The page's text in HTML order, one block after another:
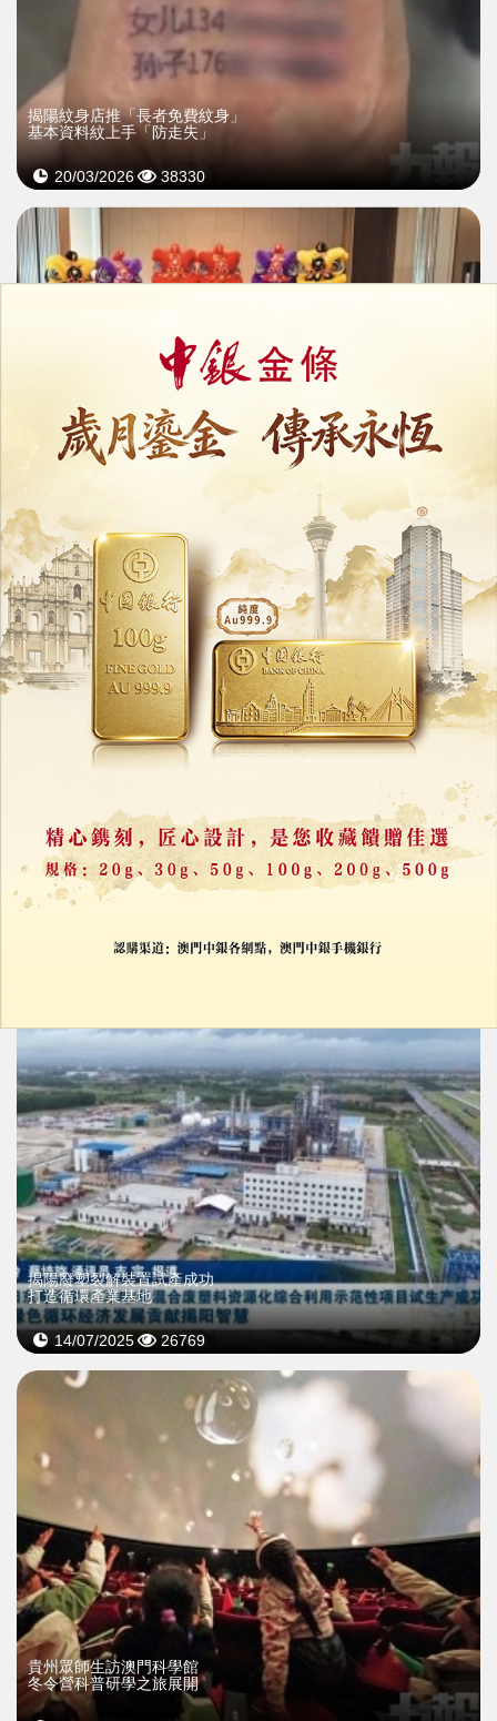
揭陽紋身店推「長者免費紋身」
基本資料紋上手「防走失」
20/03/2026 38330
揭陽來澳舉辦春茗活動
展示家鄉新貌共謀發展
06/03/2026 30780
揭陽廢塑裂解裝置試產成功
打造循環產業基地
15/07/2025 41364
揭陽廢塑裂解裝置試產成功
打造循環產業基地
14/07/2025 26769
貴州眾師生訪澳門科學館
冬令營科普研學之旅展開